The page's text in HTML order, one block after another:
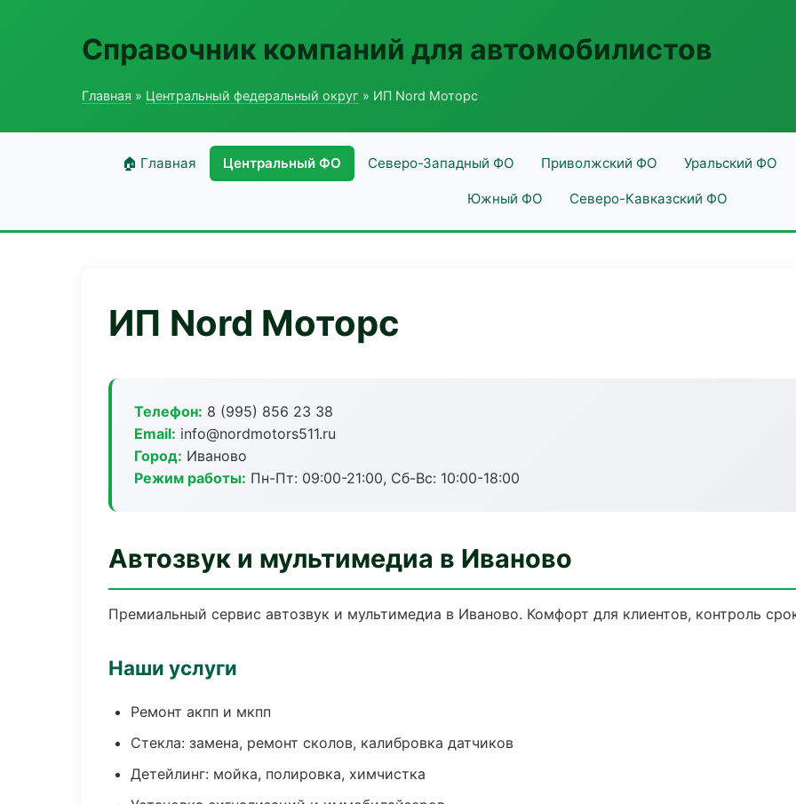
Справочник компаний для автомобилистов
Главная » Центральный федеральный округ » ИП Nord Моторс
🏠 Главная Центральный ФО Северо-Западный ФО Приволжский ФО Уральский ФО
Южный ФО Северо-Кавказский ФО
ИП Nord Моторс
Телефон: 8 (995) 856 23 38
Email: info@nordmotors511.ru
Город: Иваново
Режим работы: Пн-Пт: 09:00-21:00, Сб-Вс: 10:00-18:00
Автозвук и мультимедиа в Иваново
Премиальный сервис автозвук и мультимедиа в Иваново. Комфорт для клиентов, контроль
Наши услуги
Ремонт акпп и мкпп
Стекла: замена, ремонт сколов, калибровка датчиков
Детейлинг: мойка, полировка, химчистка